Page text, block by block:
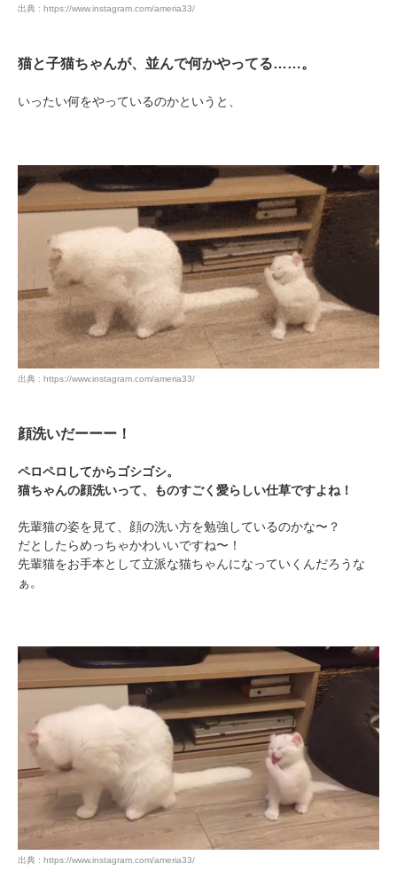
出典 : https://www.instagram.com/ameria33/
猫と子猫ちゃんが、並んで何かやってる……。
いったい何をやっているのかというと、
出典 : https://www.instagram.com/ameria33/
顔洗いだーーー！
ペロペロしてからゴシゴシ。
猫ちゃんの顔洗いって、ものすごく愛らしい仕草ですよね！
先輩猫の姿を見て、顔の洗い方を勉強しているのかな〜？
だとしたらめっちゃかわいいですね〜！
先輩猫をお手本として立派な猫ちゃんになっていくんだろうな
ぁ。
出典 : https://www.instagram.com/ameria33/